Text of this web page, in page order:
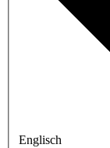
Englisch